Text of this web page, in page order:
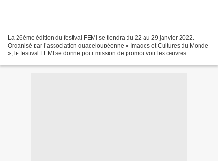
La 26ème édition du festival FEMI se tiendra du 22 au 29 janvier 2022.
Organisé par l’association guadeloupéenne « Images et Cultures du Monde
», le festival FEMI se donne pour mission de promouvoir les œuvres